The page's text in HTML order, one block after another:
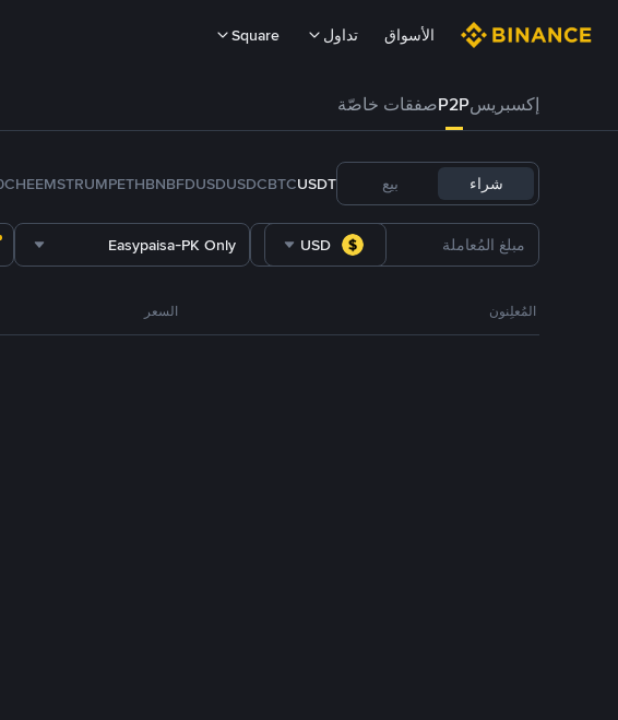
الأسواق تداول Square
إكسبريسP2Pصفقات خاصّة
شراء بيع USDT
BTC
USDC
FDUSD
BNB
ETH
TRUMP
1000CHEEMS
USD
Easypaisa-PK Only
المُعلِنون السعر